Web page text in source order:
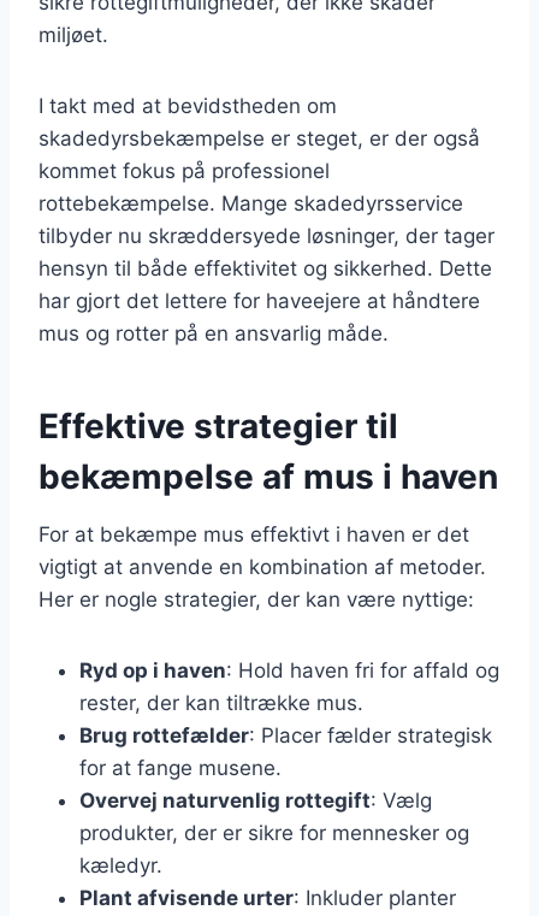
miljøet.
I takt med at bevidstheden om
skadedyrsbekæmpelse er steget, er der også
kommet fokus på professionel
rottebekæmpelse. Mange skadedyrsservice
tilbyder nu skræddersyede løsninger, der tager
hensyn til både effektivitet og sikkerhed. Dette
har gjort det lettere for haveejere at håndtere
mus og rotter på en ansvarlig måde.
Effektive strategier til
bekæmpelse af mus i haven
For at bekæmpe mus effektivt i haven er det
vigtigt at anvende en kombination af metoder.
Her er nogle strategier, der kan være nyttige:
Ryd op i haven: Hold haven fri for affald og
rester, der kan tiltrække mus.
Brug rottefælder: Placer fælder strategisk
for at fange musene.
Overvej naturvenlig rottegift: Vælg
produkter, der er sikre for mennesker og
kæledyr.
Plant afvisende urter: Inkluder planter